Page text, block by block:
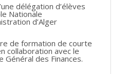
délégation d’élèves
Nationale
d’Alger
de formation de courte
collaboration avec le
Général des Finances.